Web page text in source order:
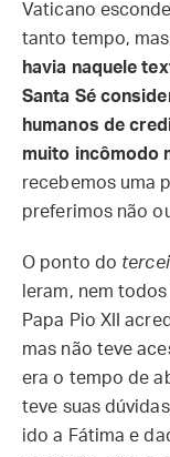
Vaticano
tanto tempo,
havia naquele
Santa Sé
humanos de
muito incômodo
recebemos uma
preferimos não
O ponto do
leram, nem
Papa Pio XII
mas não teve
era o tempo de
teve suas
ido a Fátima e